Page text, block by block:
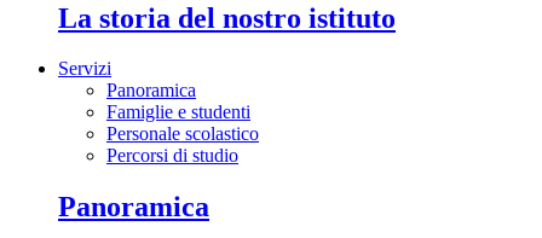
La storia del nostro istituto
Servizi
Panoramica
Famiglie e studenti
Personale scolastico
Percorsi di studio
Panoramica